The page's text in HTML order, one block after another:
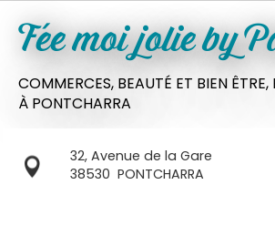
Fée moi jolie by
COMMERCES, BEAUTÉ ET BIEN ÊTRE,
À PONTCHARRA
32, Avenue de la Gare
38530 PONTCHARRA